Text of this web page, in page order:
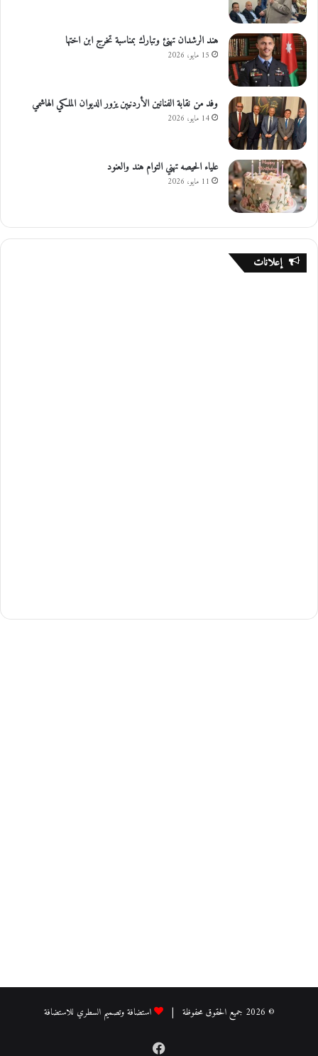
هند الرشدان تهنئ وتبارك بمناسبة تخرج ابن اختها
15 مايو، 2026
وفد من نقابة الفنانين الأردنيين يزور الديوان الملكي الهاشمي
14 مايو، 2026
علياء الحيصه تهني التوام هند والعنود
11 مايو، 2026
إعلانات
© 2026 جميع الحقوق محفوظة | استضافة وتصميم السطري للاستضافة